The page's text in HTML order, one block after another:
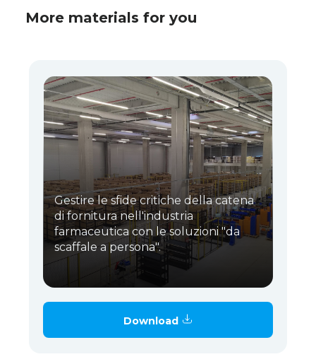
More materials for you
Gestire le sfide critiche della catena
di fornitura nell'industria
farmaceutica con le soluzioni "da
scaffale a persona".
Download